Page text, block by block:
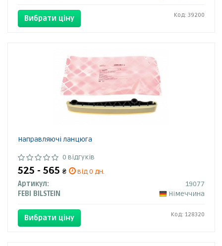
Вибрати ціну Код: 39200
Направляючі ланцюга
0 відгуків
525 - 565 ₴
від 0 дн.
Артикул:
19077
FEBI BILSTEIN
Німеччина
Вибрати ціну Код: 128320